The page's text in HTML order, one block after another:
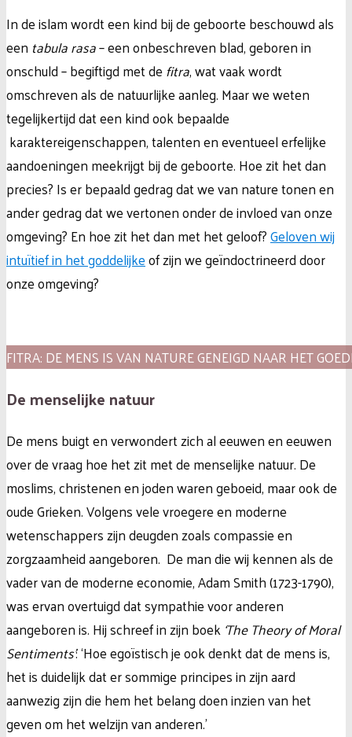
In de islam wordt een kind bij de geboorte beschouwd als
een tabula rasa– een onbeschreven blad, geboren in
onschuld – begiftigd met defitra, wat vaak wordt
omschreven als de natuurlijke aanleg. Maar we weten
tegelijkertijd dat een kind ook bepaalde
karaktereigenschappen, talenten en eventueel erfelijke
aandoeningen meekrijgt bij de geboorte. Hoe zit het dan
precies? Is er bepaald gedrag dat we van nature tonen en
ander gedrag dat we vertonen onder de invloed van onze
omgeving? En hoe zit het dan met het geloof?Geloven wij
intuïtief in het goddelijkeof zijn we geïndoctrineerd door
onze omgeving?
FITRA: DE MENS IS VAN NATURE GENEIGD NAAR HET
De menselijke natuur
De mens buigt en verwondert zich al eeuwen en eeuwen
over de vraag hoe het zit met de menselijke natuur. De
moslims, christenen en joden waren geboeid, maar ook de
oude Grieken. Volgens vele vroegere en moderne
wetenschappers zijn deugden zoals compassie en
zorgzaamheid aangeboren. De man die wij kennen als de
vader van de moderne economie, Adam Smith (1723-1790),
was ervan overtuigd dat sympathie voor anderen
aangeboren is. Hij schreef in zijn boek ‘The Theory of Moral
Sentiments’: ‘Hoe egoïstisch je ook denkt dat de mens is,
het is duidelijk dat er sommige principes in zijn aard
aanwezig zijn die hem het belang doen inzien van het
geven om het welzijn van anderen.’